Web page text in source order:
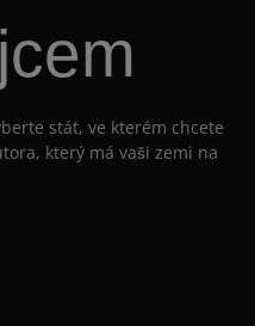
stát, ve kterém chcete
který má vaši zemi na